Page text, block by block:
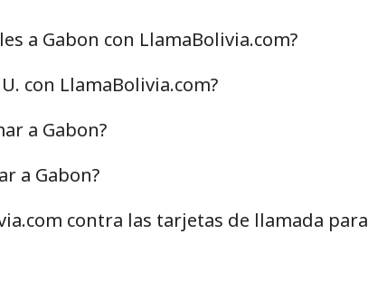
95 min por ⁦$10⁩
a Gabon con LlamaBolivia.com?
con LlamaBolivia.com?
a Gabon?
a Gabon?
contra las tarjetas de llamada para